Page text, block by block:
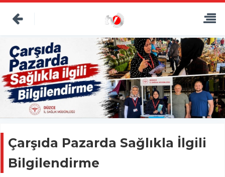
Çarşıda Pazarda Sağlıkla İlgili
Bilgilendirme